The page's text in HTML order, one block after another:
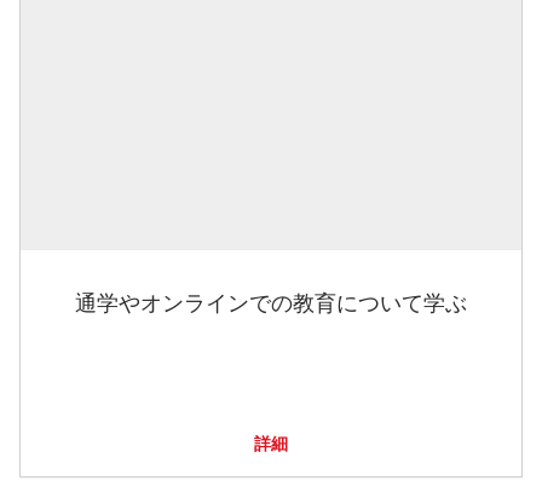
通学やオンラインでの教育について学ぶ
詳細